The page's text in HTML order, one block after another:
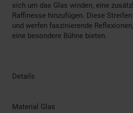
sich um das Glas winden, eine
Raffinesse hinzufügen. Diese
und werfen faszinierende
eine besondere Bühne bieten.
Details
Material Glas